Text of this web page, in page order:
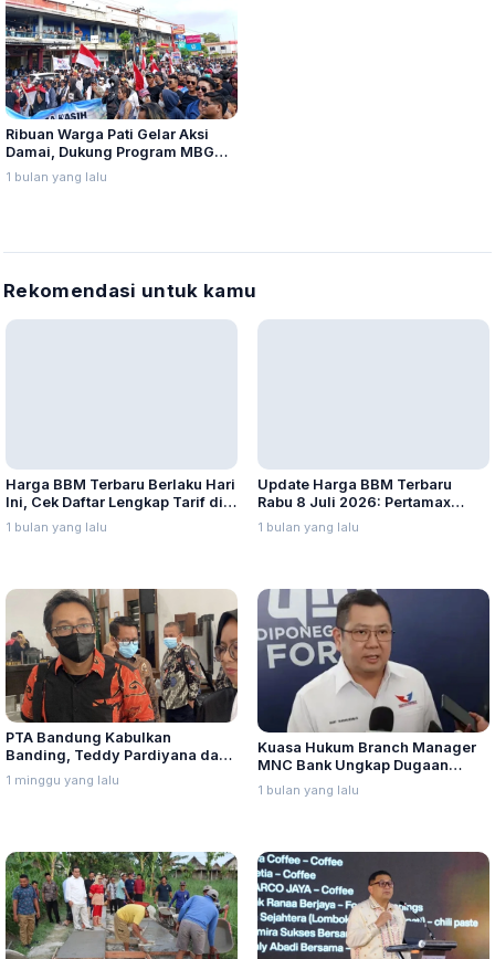
Ribuan Warga Pati Gelar Aksi
Damai, Dukung Program MBG
Dilanjutkan
1 bulan yang lalu
Rekomendasi untuk kamu
Harga BBM Terbaru Berlaku Hari
Ini, Cek Daftar Lengkap Tarif di
Seluruh Indonesia
1 bulan yang lalu
Update Harga BBM Terbaru
Rabu 8 Juli 2026: Pertamax
Turbo, Dexlite, dan Pertamina
Dex Turun
1 bulan yang lalu
PTA Bandung Kabulkan
Banding, Teddy Pardiyana dan
Bintang Ditetapkan Ahli Waris
Lina Jubaedah
1 minggu yang lalu
Kuasa Hukum Branch Manager
MNC Bank Ungkap Dugaan
Penganiayaan oleh Hary Tanoe
di MNC Towe
1 bulan yang lalu